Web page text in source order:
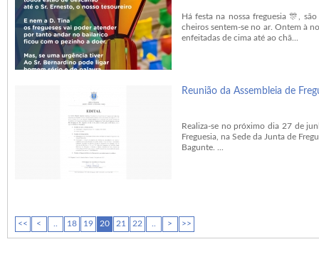
Há festa na nossa freguesia 🎊,
cheiros sentem-se no ar. Ontem à
enfeitadas de cima até ao chã...
Reunião da Assembleia de
Realiza-se no próximo dia 27 de
Freguesia, na Sede da Junta de
Bagunte. ...
<< < 18 19 20 21 22 > >>